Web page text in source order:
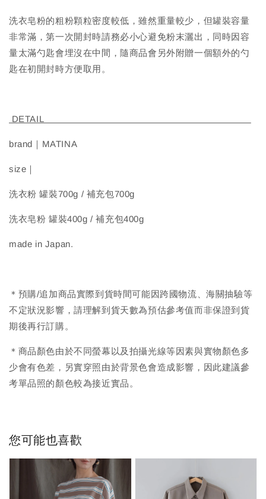
洗衣皂粉的粗粉顆粒密度較低，雖然重量較少，但罐裝容量
非常滿，第一次開封時請務必小心避免粉末灑出，同時因容
量太滿勺匙會埋沒在中間，隨商品會另外附贈一個額外的勺
匙在初開封時方便取用。
DETAIL
brand｜MATINA
size｜
洗衣粉 罐裝700g / 補充包700g
洗衣皂粉 罐裝400g / 補充包400g
made in Japan.
＊預購/追加商品實際到貨時間可能因跨國物流、海關抽驗等
不定狀況影響，請理解到貨天數為預估參考值而非保證到貨
期後再行訂購。
＊商品顏色由於不同螢幕以及拍攝光線等因素與實物顏色多
少會有色差，另實穿照由於背景色會造成影響，因此建議參
考單品照的顏色較為接近實品。
您可能也喜歡